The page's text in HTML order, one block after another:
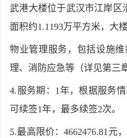
武港大楼位于武汉市江岸区
面积约1.1193万平方米，大
物业管理服务，包括设施
理、消防应急等（详见第三
4.服务期：1年，根据服务
可续签1年，最多续签2次。
5.最高限价：4662476.81元